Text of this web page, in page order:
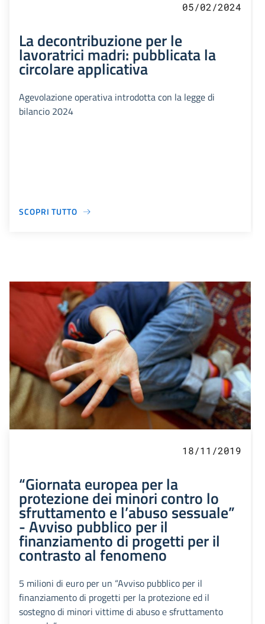
05/02/2024
La decontribuzione per le
lavoratrici madri: pubblicata la
circolare applicativa
Agevolazione operativa introdotta con la legge di
bilancio 2024
SCOPRI TUTTO
18/11/2019
“Giornata europea per la
protezione dei minori contro lo
sfruttamento e l’abuso sessuale”
- Avviso pubblico per il
finanziamento di progetti per il
contrasto al fenomeno
5 milioni di euro per un “Avviso pubblico per il
finanziamento di progetti per la protezione ed il
sostegno di minori vittime di abuso e sfruttamento